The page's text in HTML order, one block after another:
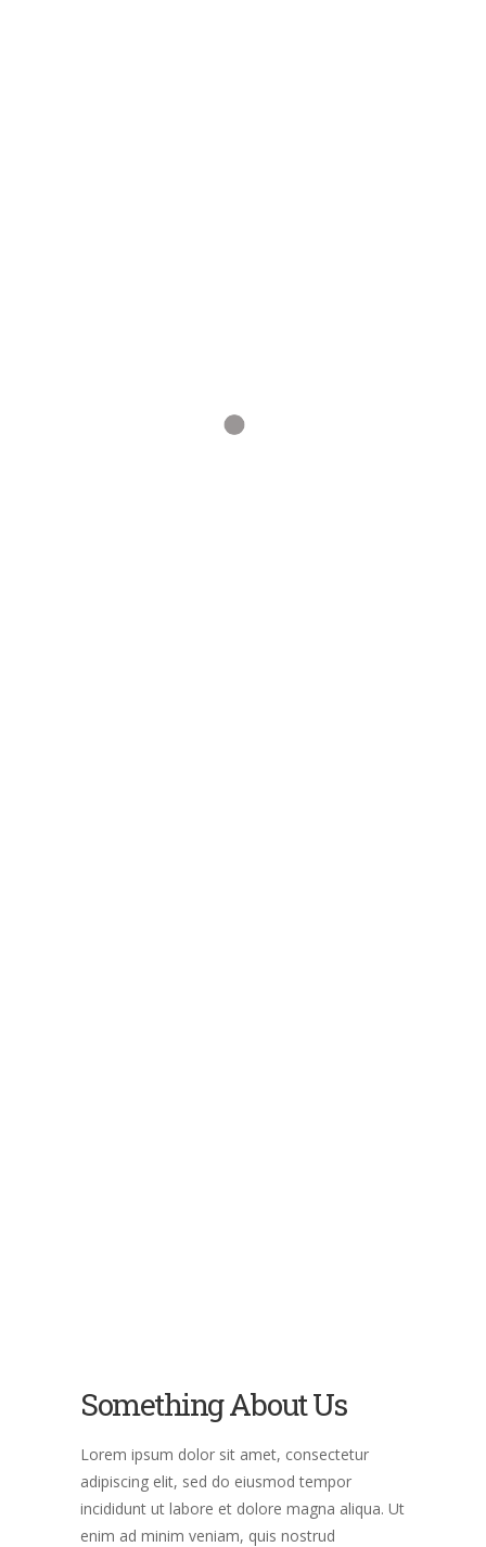
Something About Us
Lorem ipsum dolor sit amet, consectetur
adipiscing elit, sed do eiusmod tempor
incididunt ut labore et dolore magna aliqua. Ut
enim ad minim veniam, quis nostrud